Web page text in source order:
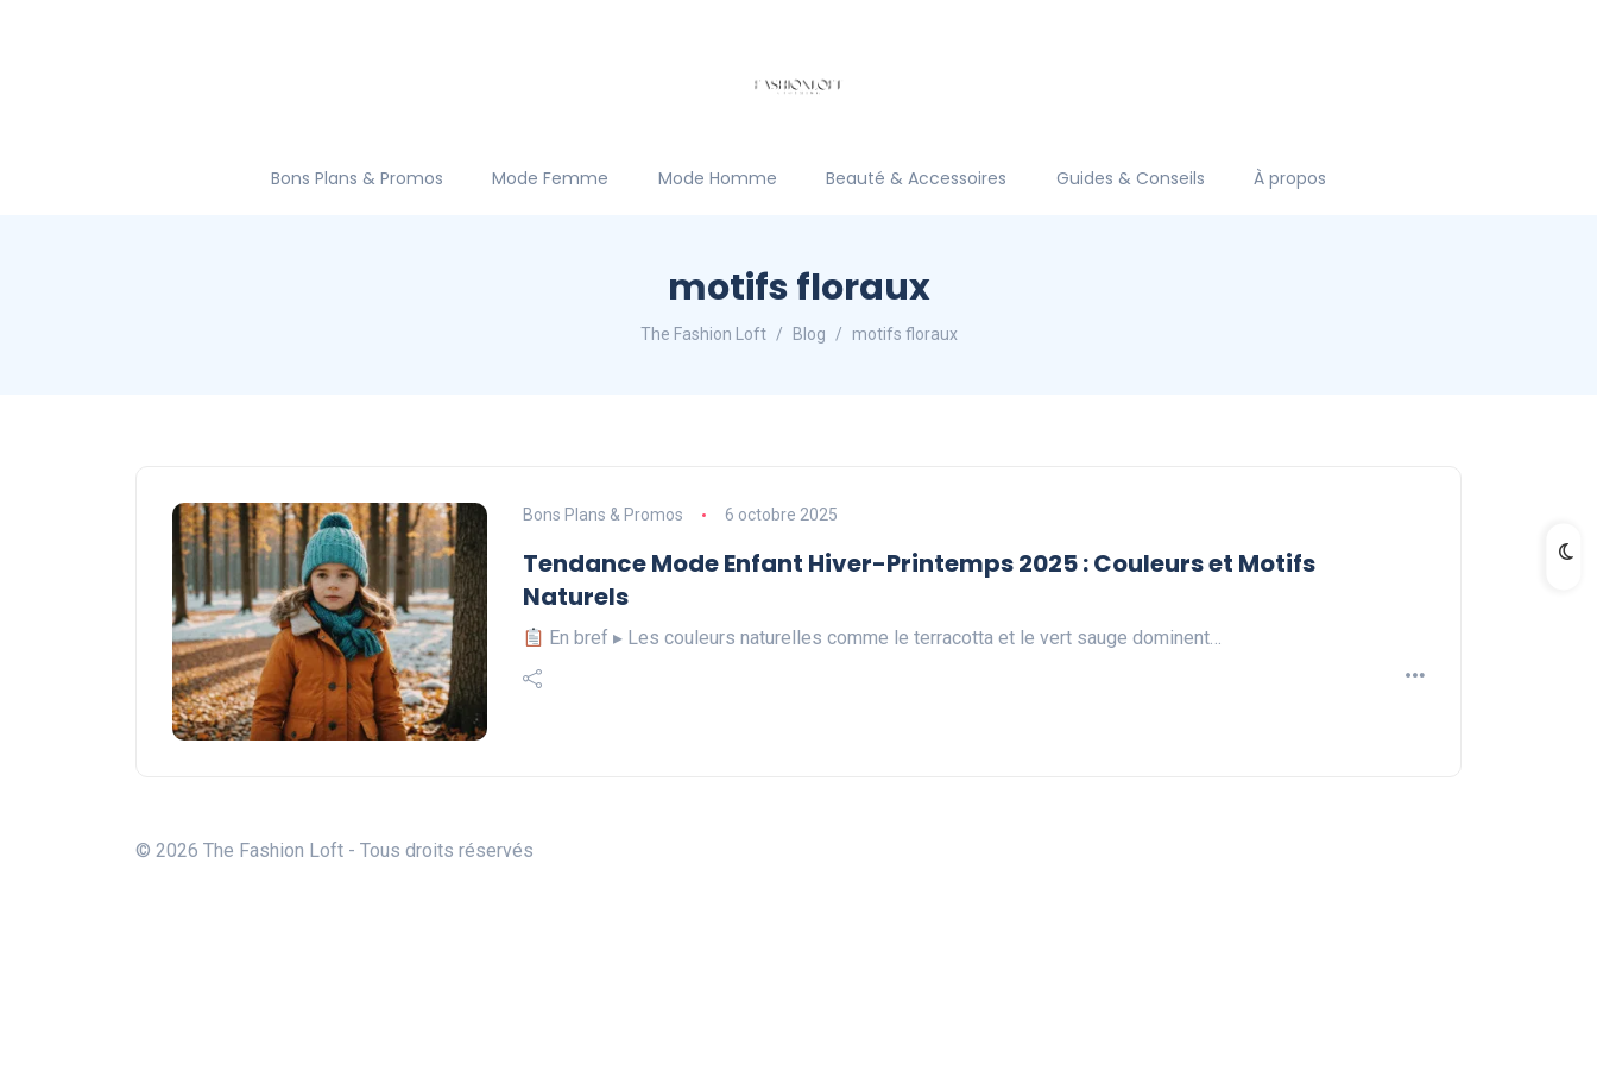
Bons Plans & Promos Mode Femme Mode Homme Beauté & Accessoires Guides & Conseils À propos
motifs floraux
The Fashion Loft Blog motifs floraux
Bons Plans & Promos 6 octobre 2025
Tendance Mode Enfant Hiver-Printemps 2025 : Couleurs et Motifs
Naturels
En bref ▸ Les couleurs naturelles comme le terracotta et le vert sauge dominent…
© 2026 The Fashion Loft - Tous droits réservés